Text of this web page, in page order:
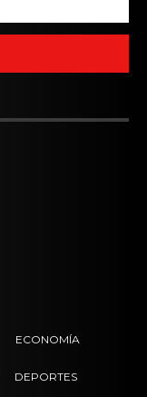
ECONOMÍA
DEPORTES